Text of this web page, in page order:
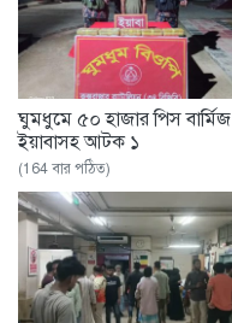
ঘুমধুমে ৫০ হাজার পিস বার্মিজ
ইয়াবাসহ আটক ১
(164 বার পঠিত)